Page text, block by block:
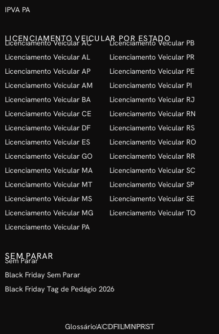
IPVA PA
LICENCIAMENTO VEICULAR POR ESTADO
Licenciamento Veicular AC
Licenciamento Veicular AL
Licenciamento Veicular AP
Licenciamento Veicular AM
Licenciamento Veicular BA
Licenciamento Veicular CE
Licenciamento Veicular DF
Licenciamento Veicular ES
Licenciamento Veicular GO
Licenciamento Veicular MA
Licenciamento Veicular MT
Licenciamento Veicular MS
Licenciamento Veicular MG
Licenciamento Veicular PA
Licenciamento Veicular PB
Licenciamento Veicular PR
Licenciamento Veicular PE
Licenciamento Veicular PI
Licenciamento Veicular RJ
Licenciamento Veicular RN
Licenciamento Veicular RS
Licenciamento Veicular RO
Licenciamento Veicular RR
Licenciamento Veicular SC
Licenciamento Veicular SP
Licenciamento Veicular SE
Licenciamento Veicular TO
SEM PARAR
Sem Parar
Black Friday Sem Parar
Black Friday Tag de Pedágio 2026
GlossárioACDFILMNPRST